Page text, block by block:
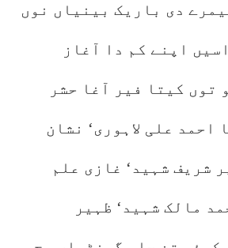
دی باریک بینیاں نوں
اپنے کم دا آغاز
توں کیتا فیر آغا حشر
احمد علی لاہوری‘ نشان
شریف شہید‘ غازی علم
مالک شہید‘ ظہیر